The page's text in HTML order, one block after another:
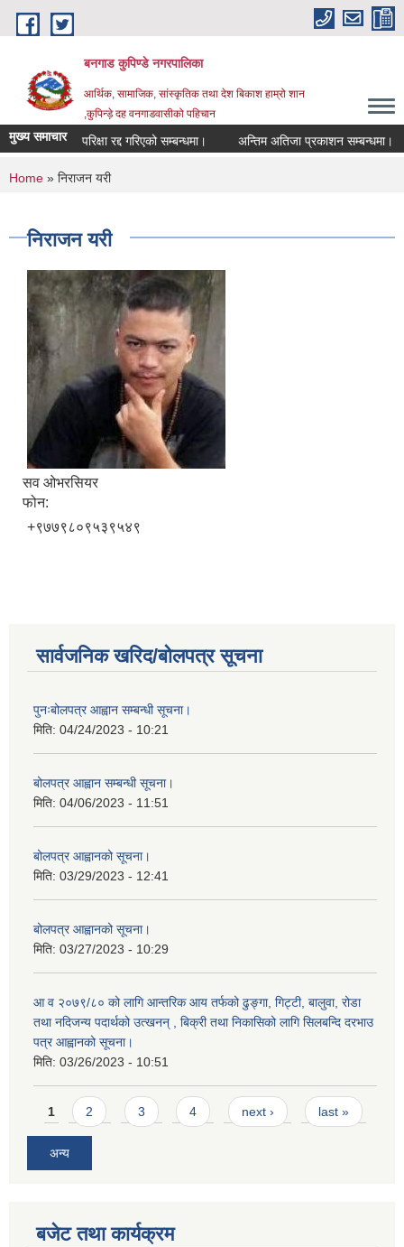
Skip to main content
बनगाड कुपिण्डे नगरपालिका
आर्थिक, सामाजिक, सांस्कृतिक तथा देश बिकाश हाम्रो शान
,कुपिन्ड़े दह वनगाडवासीको पहिचान
मुख्य समाचारपरिक्षा रद्द गरिएको सम्बन्धमा। अन्तिम अतिजा प्रकाशन सम्बन्धमा।
You are here
Home » निराजन यरी
निराजन यरी
सव ओभरसियर
फोन:
+९७७९८०९५३९५४९
सार्वजनिक खरिद/बोलपत्र सूचना
पुनःबोलपत्र आह्वान सम्बन्धी सूचना।
मिति: 04/24/2023 - 10:21
बोलपत्र आह्वान सम्बन्धी सूचना।
मिति: 04/06/2023 - 11:51
बोलपत्र आह्वानको सूचना।
मिति: 03/29/2023 - 12:41
बोलपत्र आह्वानको सूचना।
मिति: 03/27/2023 - 10:29
आ व २०७९/८० को लागि आन्तरिक आय तर्फको ढुङ्गा, गिट्टी, बालुवा, रोडा
तथा नदिजन्य पदार्थको उत्खनन् , बिक्री तथा निकासिको लागि सिलबन्दि दरभाउ
पत्र आह्वानको सूचना।
मिति: 03/26/2023 - 10:51
Pages
1 2 3 4 next › last »
अन्य
बजेट तथा कार्यक्रम